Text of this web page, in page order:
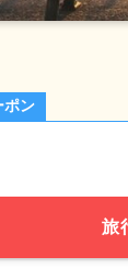
ポン
旅